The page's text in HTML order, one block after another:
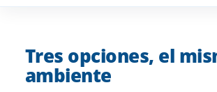
Tres opciones, el
ambiente